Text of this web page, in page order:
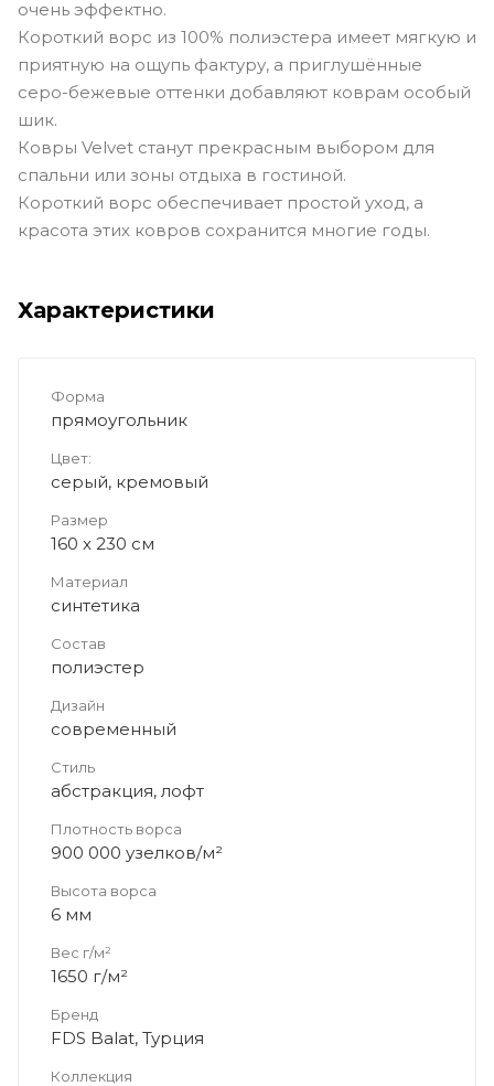
очень эффектно.
Короткий ворс из 100% полиэстера имеет мягкую и
приятную на ощупь фактуру, а приглушённые
серо-бежевые оттенки добавляют коврам особый
шик.
Ковры Velvet станут прекрасным выбором для
спальни или зоны отдыха в гостиной.
Короткий ворс обеспечивает простой уход, а
красота этих ковров сохранится многие годы.
Характеристики
Форма
прямоугольник
Цвет:
серый, кремовый
Размер
160 x 230 см
Материал
синтетика
Состав
полиэстер
Дизайн
современный
Стиль
абстракция, лофт
Плотность ворса
900 000 узелков/м²
Высота ворса
6 мм
Вес г/м²
1650 г/м²
Бренд
FDS Balat, Турция
Коллекция